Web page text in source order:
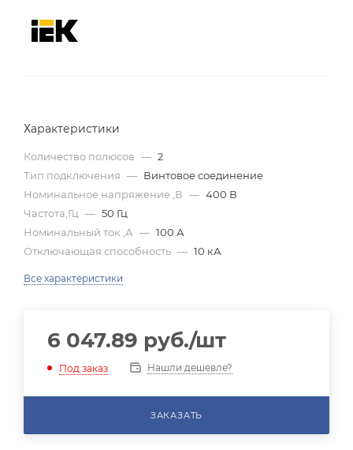
Характеристики
Количество полюсов — 2
Тип подключения — Винтовое соединение
Номинальное напряжение ,В — 400 В
Частота,Гц — 50 Гц
Номинальный ток ,А — 100 А
Отключающая способность — 10 кА
Все характеристики
6 047.89 руб./шт
Под заказ Нашли дешевле?
ЗАКАЗАТЬ